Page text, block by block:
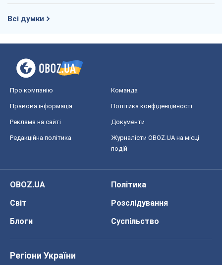
Всі думки
Про компанію Команда
Правова інформація Політика конфіденційності
Реклама на сайті Документи
Редакційна політика
Журналісти OBOZ.UA на місці
подій
OBOZ.UA
Політика
Світ
Розслідування
Блоги
Суспільство
Регіони України